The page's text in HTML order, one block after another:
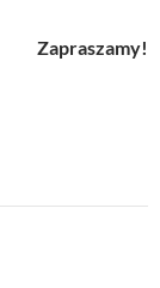
Zapraszamy!